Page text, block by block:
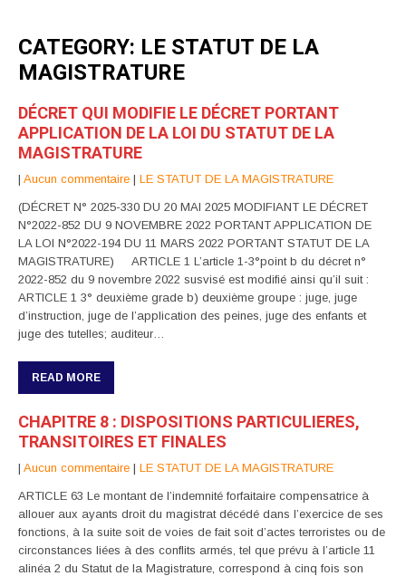
CATEGORY: LE STATUT DE LA
MAGISTRATURE
DÉCRET QUI MODIFIE LE DÉCRET PORTANT
APPLICATION DE LA LOI DU STATUT DE LA
MAGISTRATURE
| Aucun commentaire | LE STATUT DE LA MAGISTRATURE
(DÉCRET N° 2025-330 DU 20 MAI 2025 MODIFIANT LE DÉCRET
N°2022-852 DU 9 NOVEMBRE 2022 PORTANT APPLICATION DE
LA LOI N°2022-194 DU 11 MARS 2022 PORTANT STATUT DE LA
MAGISTRATURE) ARTICLE 1 L’article 1-3°point b du décret n°
2022-852 du 9 novembre 2022 susvisé est modifié ainsi qu’il suit :
ARTICLE 1 3° deuxième grade b) deuxième groupe : juge, juge
d’instruction, juge de l’application des peines, juge des enfants et
juge des tutelles; auditeur…
READ MORE
CHAPITRE 8 : DISPOSITIONS PARTICULIERES,
TRANSITOIRES ET FINALES
| Aucun commentaire | LE STATUT DE LA MAGISTRATURE
ARTICLE 63 Le montant de l’indemnité forfaitaire compensatrice à
allouer aux ayants droit du magistrat décédé dans l’exercice de ses
fonctions, à la suite soit de voies de fait soit d’actes terroristes ou de
circonstances liées à des conflits armés, tel que prévu à l’article 11
alinéa 2 du Statut de la Magistrature, correspond à cinq fois son